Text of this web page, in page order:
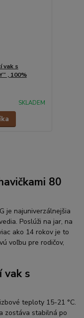
vak s
, 100%
SKLADEM
80
je najuniverzálnejšia
Poslúži na jar, na
ako 14 rokov je to
voľbu pre rodičov,
vak s
teploty 15-21 °C.
zostáva stabilná po